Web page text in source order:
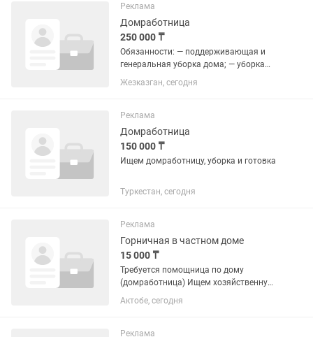
работы: с 08:00 до...
Реклама
Домработница
250 000 ₸
Обязанности: — поддерживающая и
генеральная уборка дома; — уборка
комнат, кухни, санузлов; — вытирание
пыли, мытьё полов и окон; — смена
аккуратное складывание...
Жезказган, сегодня
Реклама
Домработница
150 000 ₸
Ищем домработницу, уборка и готовка
Туркестан, сегодня
Реклама
Горничная в частном доме
15 000 ₸
Требуется помощница по дому
(домработница) Ищем хозяйственную,
чистоплотную и ответственную
помощницу в семью на постоянную
работы: • • С 11:00 до 18:00 • Без...
Актобе, сегодня
Реклама